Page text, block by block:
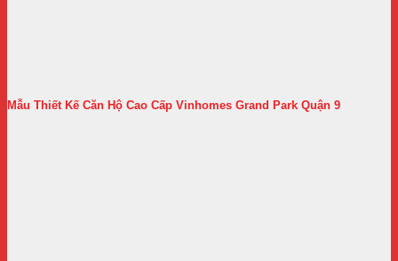
Mẫu Thiết Kế Căn Hộ Cao Cấp Vinhomes Grand Park Quận 9